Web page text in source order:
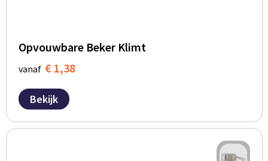
Opvouwbare Beker Klimt
vanaf € 1,38
Bekijk